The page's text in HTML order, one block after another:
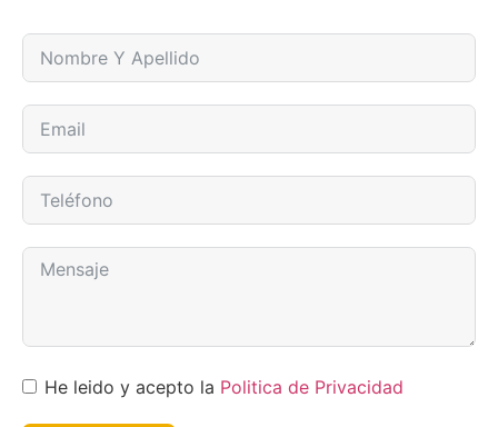
He leido y acepto la Politica de Privacidad